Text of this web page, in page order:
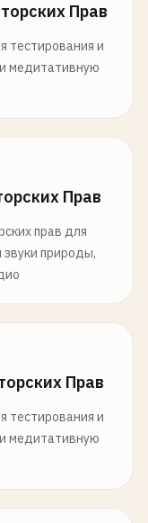
Прав
тестирования и
медитативную
Прав
прав для
звуки природы,
Прав
тестирования и
медитативную